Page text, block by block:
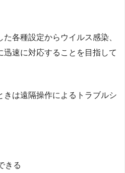
各種設定からウイルス感染、
速に対応することを目指して
きは遠隔操作によるトラブルシ
きる